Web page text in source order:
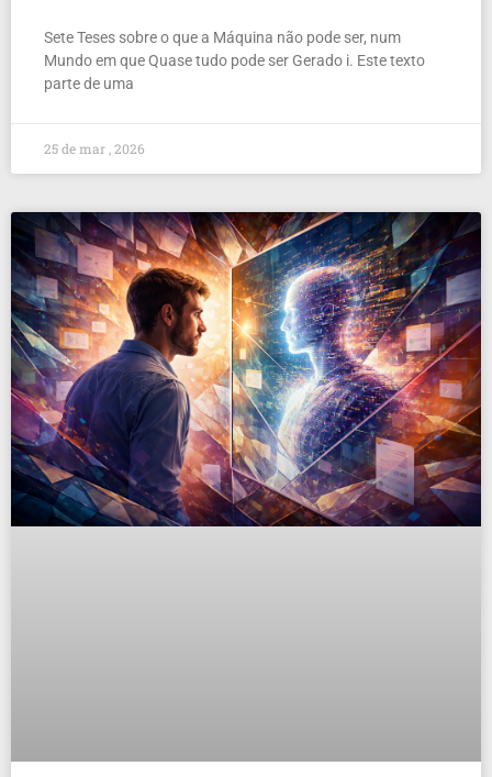
Sete Teses sobre o que a Máquina não pode ser, num
Mundo em que Quase tudo pode ser Gerado i. Este texto
parte de uma
25 de mar , 2026